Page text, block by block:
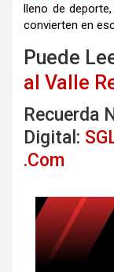
lleno de
convierten en
Puede
al Valle
Recuerda
Digital:
.Com